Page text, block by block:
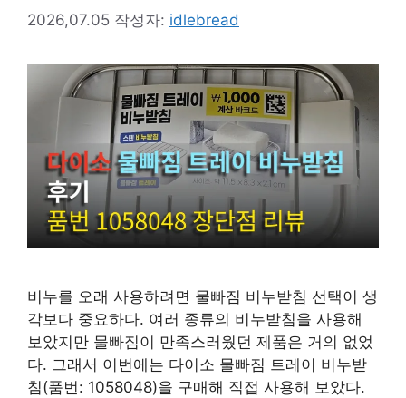
2026,07.05 작성자: idlebread
비누를 오래 사용하려면 물빠짐 비누받침 선택이 생
각보다 중요하다. 여러 종류의 비누받침을 사용해
보았지만 물빠짐이 만족스러웠던 제품은 거의 없었
다. 그래서 이번에는 다이소 물빠짐 트레이 비누받
침(품번: 1058048)을 구매해 직접 사용해 보았다.